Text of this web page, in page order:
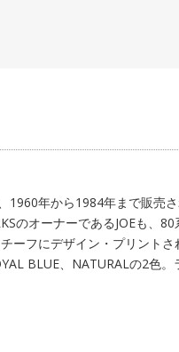
1960年から1984年まで販売
のオーナーであるJOEも、
ーフにデザイン・プリントさ
BLUE、NATURALの2色